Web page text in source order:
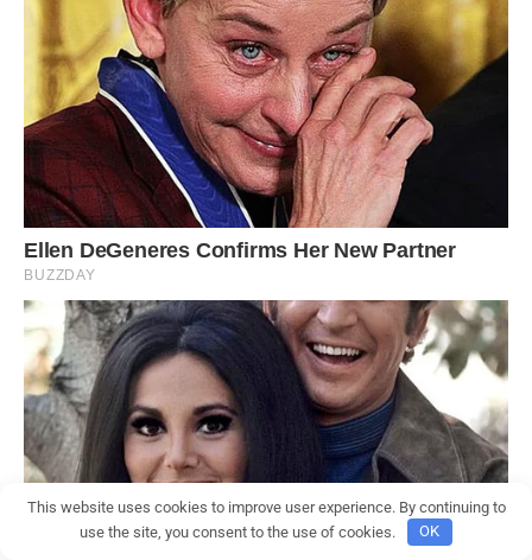
This website uses cookies to improve user experience. By continuing to
use the site, you consent to the use of cookies.
OK